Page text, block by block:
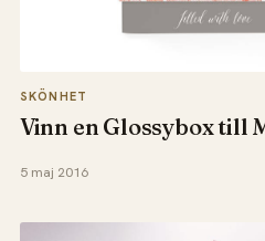
SKÖNHET
Vinn en Glossybox till
5 maj 2016